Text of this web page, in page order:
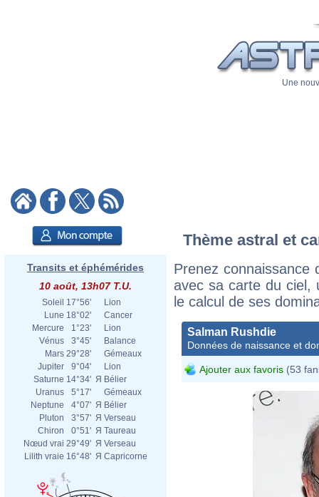
Une
Transits et éphémérides
10 août, 13h07 T.U.
Soleil 17°56'
Lion
Lune 18°02'
Cancer
Mercure
1°23'
Lion
Vénus
3°45'
Balance
Mars 29°28'
Gémeaux
Jupiter
9°04'
Lion
Saturne 14°34' Я Bélier
Uranus
5°17'
Gémeaux
Neptune
4°07' Я Bélier
Pluton
3°57' Я Verseau
Chiron
0°51' Я Taureau
Nœud vrai 29°49' Я Verseau
Lilith vraie 16°48' Я Capricorne
Thème astral et
Prenez connaissance
avec sa carte du ciel,
le calcul de ses
Salman Rushdie
Données de naissance et
Ajouter aux favoris (53